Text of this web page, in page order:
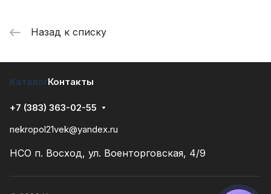
Назад к списку
КаталогКонтакты
+7 (383) 363-02-55
nekropol21vek@yandex.ru
НСО п. Восход, ул. Военторговская, 4/9